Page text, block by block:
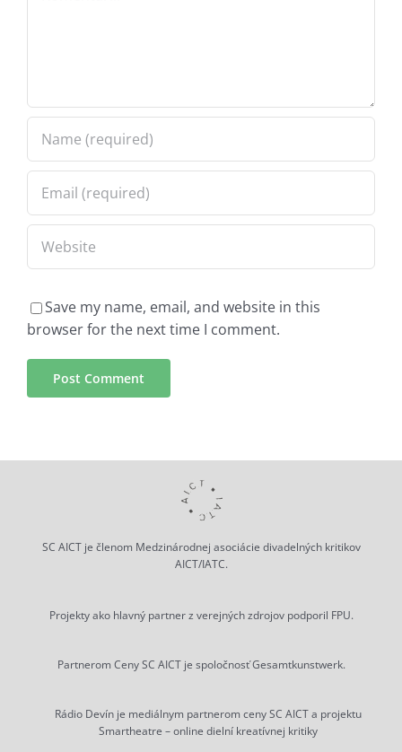
Save my name, email, and website in this
browser for the next time I comment.
SC AICT je členom Medzinárodnej asociácie divadelných kritikov
AICT/IATC.
Projekty ako hlavný partner z verejných zdrojov podporil FPU.
Partnerom Ceny SC AICT je spoločnosť Gesamtkunstwerk.
Rádio Devín je mediálnym partnerom ceny SC AICT a projektu
Smartheatre – online dielní kreatívnej kritiky